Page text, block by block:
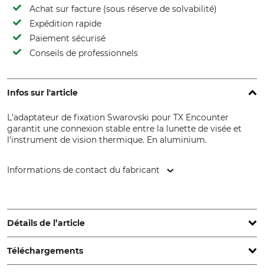
Achat sur facture (sous réserve de solvabilité)
Expédition rapide
Paiement sécurisé
Conseils de professionnels
Infos sur l'article
L'adaptateur de fixation Swarovski pour TX Encounter
garantit une connexion stable entre la lunette de visée et
l'instrument de vision thermique. En aluminium.
Informations de contact du fabricant
Absam, Austria, www.swarovskioptik.com
Détails de l’article
Marque
Swarovski
Adaptateur pour pince
Téléchargements